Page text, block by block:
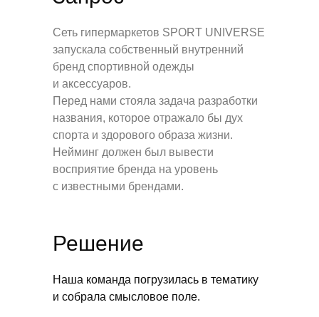
Решение
Сеть гипермаркетов SPORT UNIVERSE
запускала собственный внутренний
бренд спортивной одежды
и аксессуаров.
Перед нами стояла задача разработки
названия, которое отражало бы дух
спорта и здорового образа жизни.
Нейминг должен был вывести
восприятие бренда на уровень
с известными брендами.
Наша команда погрузилась в тематику
и собрала смысловое поле.
гарантии при
разработке
нейминга